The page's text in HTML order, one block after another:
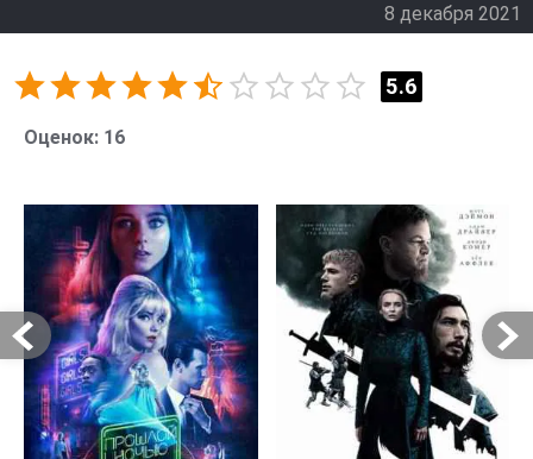
8 декабря 2021
5.6
Оценок: 16